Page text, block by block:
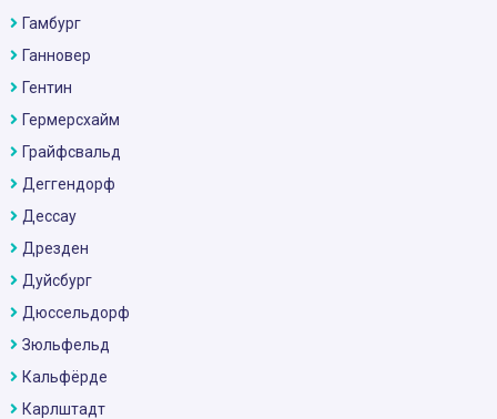
Гамбург
Ганновер
Гентин
Гермерсхайм
Грайфсвальд
Деггендорф
Дессау
Дрезден
Дуйсбург
Дюссельдорф
Зюльфельд
Кальфёрде
Карлштадт